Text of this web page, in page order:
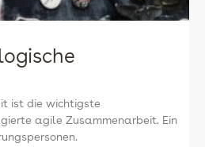
ist die wichtigste
agile Zusammenarbeit. Ein